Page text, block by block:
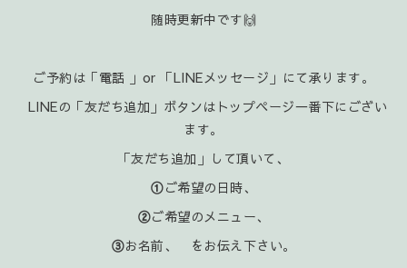
随時更新中です🙌
ご予約は「電話 」or 「LINEメッセージ」にて承ります。
LINEの「友だち追加」ボタンはトップページ一番下にござい
ます。
「友だち追加」して頂いて、
①ご希望の日時、
②ご希望のメニュー、
③お名前、 をお伝え下さい。